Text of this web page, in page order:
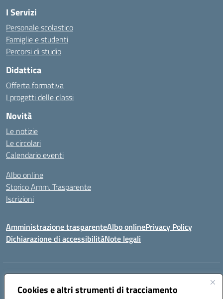
Cookies e altri strumenti di tracciamento
I Servizi
Personale scolastico
Famiglie e studenti
Percorsi di studio
Didattica
Offerta formativa
I progetti delle classi
Novità
Le notizie
Le circolari
Calendario eventi
Albo online
Storico Amm. Trasparente
Iscrizioni
Amministrazione trasparenteAlbo onlinePrivacy Policy
Dichiarazione di accessibilitàNote legali
Indirizzo:
Centralino:08561100 Email:peic83100x@istruzione.it